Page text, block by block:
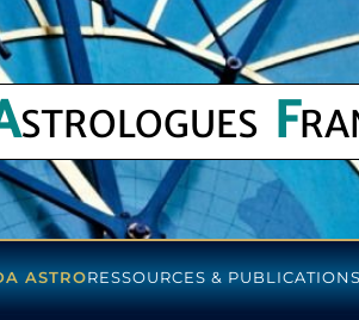
STROLOGUES F
ASTRORESSOURCES & PUBLICATIONS